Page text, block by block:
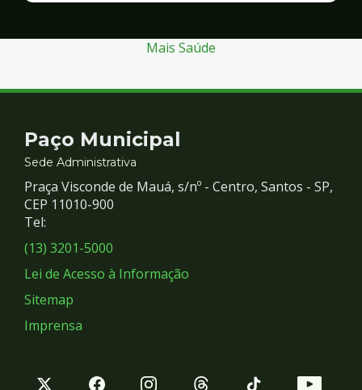
Segurança
Mais Saúde
Contato
e
Redes
Sociais
Paço Municipal
Sede Administrativa
Praça Visconde de Mauá, s/nº - Centro, Santos - SP,
CEP 11010-900
Tel:
(13) 3201-5000
Lei de Acesso à Informação
Sitemap
Imprensa